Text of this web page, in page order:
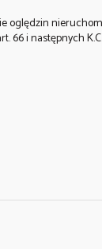
oględzin
66 i następnych K.C.